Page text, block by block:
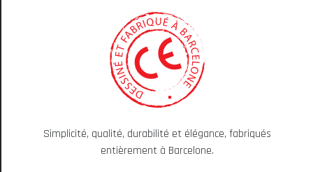
Simplicité, qualité, durabilité et élégance, fabriqués
entièrement à Barcelone.